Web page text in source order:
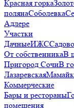
Красная горка
полянаСоболевка
Адлере
Участки
ДачныеИЖС
От собственникаВ
Пригород СочиВ
Лазаревская
Коммерческие
Бары и рестораны
помещения